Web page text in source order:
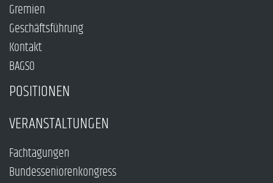
Gremien
Geschäftsführung
Kontakt
BAGSO
POSITIONEN
VERANSTALTUNGEN
Fachtagungen
Bundesseniorenkongress